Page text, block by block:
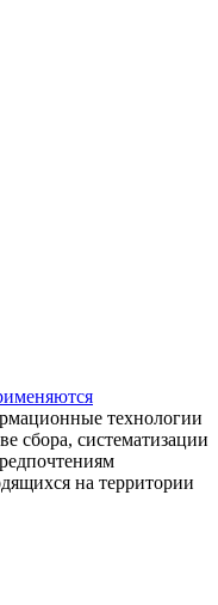
технологии
сбора, систематизации
на территории